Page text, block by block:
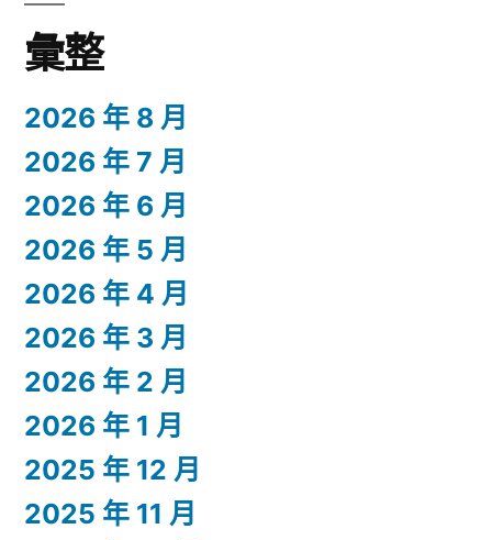
彙整
2026 年 8 月
2026 年 7 月
2026 年 6 月
2026 年 5 月
2026 年 4 月
2026 年 3 月
2026 年 2 月
2026 年 1 月
2025 年 12 月
2025 年 11 月